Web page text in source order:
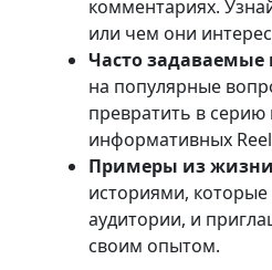
комментариях.
или чем они
Часто задаваемые
на популярные
превратить в серию
информативных
Примеры из
историями,
аудитории, и
своим опытом.